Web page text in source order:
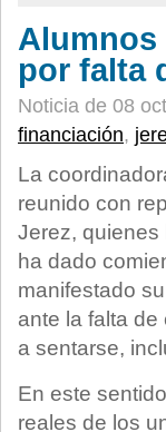
Alumnos
por falta
Noticia de 08
financiación,
La
reunido con
Jerez, quienes
ha dado
manifestado
ante la falta
a sentarse,
En este
reales de los